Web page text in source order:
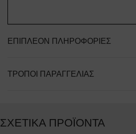
ΕΠΙΠΛΈΟΝ ΠΛΗΡΟΦΟΡΊΕΣ
ΤΡΌΠΟΙ ΠΑΡΑΓΓΕΛΊΑΣ
ΣΧΕΤΙΚΆ ΠΡΟΪΌΝΤΑ